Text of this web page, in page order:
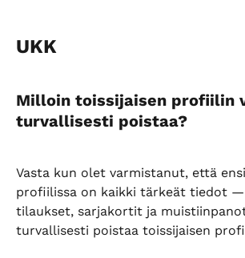
UKK
Milloin toissijaisen profiilin
turvallisesti poistaa?
Vasta kun olet varmistanut, että
profiilissa on kaikki tärkeät tiedot —
tilaukset, sarjakortit ja
turvallisesti poistaa toissijaisen